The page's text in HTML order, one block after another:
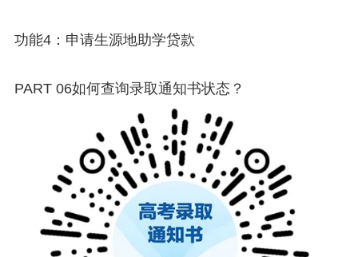
功能4：申请生源地助学贷款
PART 06如何查询录取通知书状态？